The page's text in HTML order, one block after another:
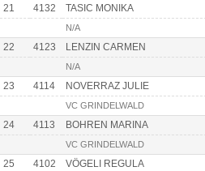
21 4132 TASIC MONIKA
N/A
22 4123 LENZIN CARMEN
N/A
23 4114 NOVERRAZ JULIE
VC GRINDELWALD
24 4113 BOHREN MARINA
VC GRINDELWALD
25 4102 VÖGELI REGULA